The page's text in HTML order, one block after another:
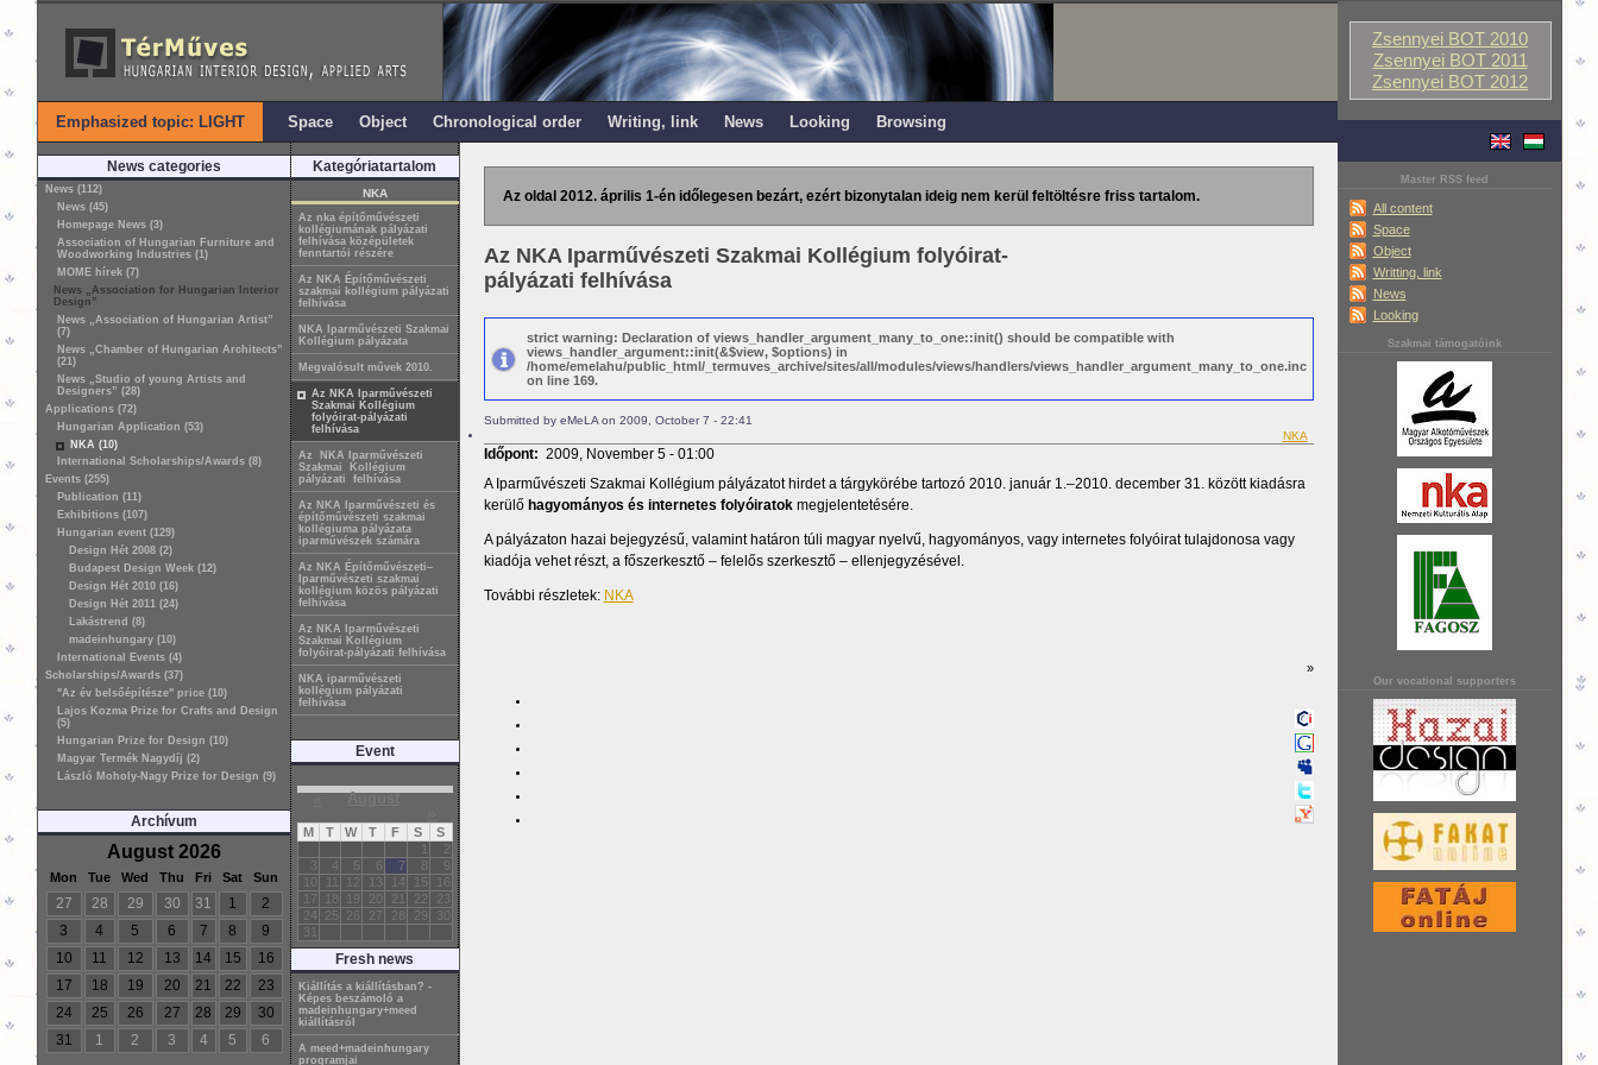
Zsennyei BOT 2010
Zsennyei BOT 2011
Zsennyei BOT 2012
Master RSS feed
All content
Space
Object
Writting, link
News
Looking
Szakmai támogatóink
Our vocational supporters
Emphasized topic: LIGHT Space Object Chronological order Writing, link News Looking Browsing
News categories
News (112)
News (45)
Homepage News (3)
Association of Hungarian Furniture and
Woodworking Industries (1)
MOME hírek (7)
News „Association for Hungarian Interior
Design”
News „Association of Hungarian Artist”
(7)
News „Chamber of Hungarian Architects”
(21)
News „Studio of young Artists and
Designers” (28)
Applications (72)
Hungarian Application (53)
NKA (10)
International Scholarships/Awards (8)
Events (255)
Publication (11)
Exhibitions (107)
Hungarian event (129)
Design Hét 2008 (2)
Budapest Design Week (12)
Design Hét 2010 (16)
Design Hét 2011 (24)
Lakástrend (8)
madeinhungary (10)
International Events (4)
Scholarships/Awards (37)
"Az év belsőépítésze" price (10)
Lajos Kozma Prize for Crafts and Design
(5)
Hungarian Prize for Design (10)
Magyar Termék Nagydíj (2)
László Moholy-Nagy Prize for Design (9)
Archívum
August 2026
Mon Tue Wed Thu Fri Sat Sun
27 28 29 30 31 1
2
3
4 5 6 7 8
9
10
11 12 13 14 15
16
17
18 19 20 21 22
23
24
25 26 27 28 29
30
31
1 2 3 4 5 6
Kategóriatartalom
NKA
Az nka építőművészeti
kollégiumának pályázati
felhívása középületek
fenntartói részére
Az NKA Építőművészeti
szakmai kollégium pályázati
felhívása
NKA Iparművészeti Szakmai
Kollégium pályázata
Megvalósult művek 2010.
Az NKA Iparművészeti
Szakmai Kollégium
folyóirat-pályázati
felhívása
Az NKA Iparművészeti
Szakmai Kollégium
pályázati felhívása
Az NKA Iparművészeti és
építőművészeti szakmai
kollégiuma pályázata
iparművészek számára
Az NKA Építőművészeti–
Iparművészeti szakmai
kollégium közös pályázati
felhívása
Az NKA Iparművészeti
Szakmai Kollégium
folyóirat-pályázati felhívása
NKA iparművészeti
kollégium pályázati
felhívása
Event
« August
M T W T F S
S
1
2
3
4 5 6 7 8
9
10
11 12 13 14 15
16
17
18 19 20 21 22
23
24
25 26 27 28 29
30
31
Fresh news
Kiállítás a kiállításban? -
Képes beszámoló a
madeinhungary+meed
kiállításról
A meed+madeinhungary
programjai
Az oldal 2012. április 1-én időlegesen bezárt, ezért bizonytalan ideig nem kerül feltöltésre friss tartalom.
Az NKA Iparművészeti Szakmai Kollégium folyóirat-
pályázati felhívása
strict warning: Declaration of views_handler_argument_many_to_one::init() should be compatible with
views_handler_argument::init(&$view, $options) in
/home/emelahu/public_html/_termuves_archive/sites/all/modules/views/handlers/views_handler_argument_many_to_one.inc
on line 169.
Submitted by eMeLA on 2009, October 7 - 22:41
NKA
Időpont: 2009, November 5 - 01:00
A Iparművészeti Szakmai Kollégium pályázatot hirdet a tárgykörébe tartozó 2010. január 1.–2010. december 31. között kiadásra
kerülő hagyományos és internetes folyóiratokmegjelentetésére.
A pályázaton hazai bejegyzésű, valamint határon túli magyar nyelvű, hagyományos, vagy internetes folyóirat tulajdonosa vagy
kiadója vehet részt, a főszerkesztő – felelős szerkesztő – ellenjegyzésével.
További részletek: NKA
»